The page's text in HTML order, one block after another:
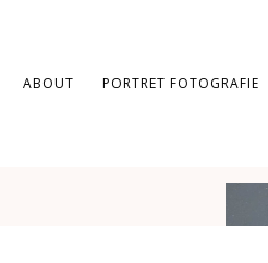
ABOUT PORTRET FOTOGRAFIE